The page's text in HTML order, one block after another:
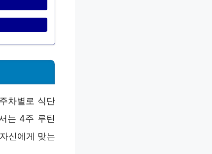
차별로 식단
는 4주 루틴
신에게 맞는